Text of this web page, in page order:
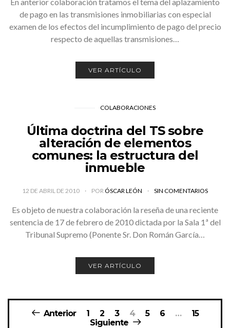
de pago en las transmisiones inmobiliarias con especial
examen de los efectos del incumplimiento de pago del precio
respecto de aquellas transmisiones…
VER ARTÍCULO
COLABORACIONES
Última doctrina del TS sobre
alteración de elementos
comunes: la estructura del
inmueble
12 DE ABRIL DE 2010 PORÓSCAR LEÓN SIN COMENTARIOS
Es objeto de nuestra colaboración la reseña de una reciente
sentencia de 17 de febrero de 2010 dictada por la Sala 1ª del
Tribunal Supremo (Ponente Sr. Don Román García…
VER ARTÍCULO
Navegación
Anterior 1 2 3 4 5 6 …
15
Siguiente